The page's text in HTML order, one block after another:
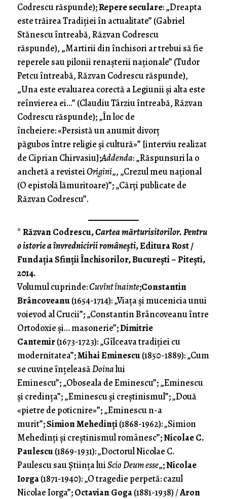
Codrescu răspunde);Repere seculare: „Dreapta
este trăirea Tradiţiei în actualitate” (Gabriel
Stănescu întreabă, Răzvan Codrescu
răspunde), „Martirii din închisori ar trebui să fie
reperele sau pilonii renaşterii naţionale” (Tudor
Petcu întreabă, Răzvan Codrescu răspunde),
„Una este evaluarea corectă a Legiunii şi alta este
reînvierea ei…” (Claudiu Târziu întreabă, Răzvan
Codrescu răspunde); „În loc de
încheiere: «Persistă un anumit divorţ
păgubos între religie şi cultură»” [interviu realizat
de Ciprian Chirvasiu];Addenda: „Răspunsuri la o
anchetă a revisteiOrigini„, „Crezul meu naţional
(O epistolă lămuritoare)”; „Cărţi publicate de
Răzvan Codrescu”.
*Răzvan Codrescu,Cartea mărturisitorilor.Pentru
o istorie a învrednicirii româneşti, Editura Rost /
Fundaţia Sfinţii Închisorilor, Bucureşti – Piteşti,
2014.
Volumul cuprinde:Cuvînt înainte;Constantin
Brâncoveanu(1654-1714):„Viaţa şi mucenicia unui
voievod al Crucii”;„Constantin Brâncoveanu între
Ortodoxie şi… masonerie”;Dimitrie
Cantemir(1673-1723):„Gîlceava tradiţiei cu
modernitatea”;Mihai Eminescu(1850-1889):„Cum
se cuvine înţeleasăDoinalui
Eminescu”;„Oboseala de Eminescu”;„Eminescu
şi credinţa”;„Eminescu şi creştinismul”;„Două
«pietre de poticnire»”;„Eminescu n-a
murit”;Simion Mehedinţi(1868-1962):„Simion
Mehedinţi şi creştinismul românesc”;Nicolae C.
Paulescu(1869-1931):„Doctorul Nicolae C.
Paulescu sau Ştiinţa luiScio Deum esse„;Nicolae
Iorga(1871-1940): „O tragedie perpetă: cazul
Nicolae Iorga”;Octavian Goga(1881-1938) /Aron